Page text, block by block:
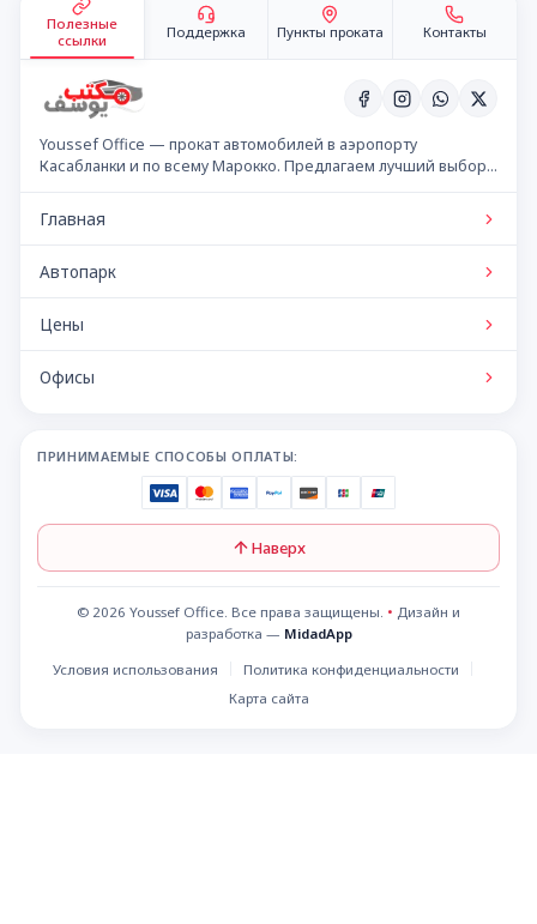
Полезные
ссылки
Поддержка Пункты проката Контакты
Youssef Office — прокат автомобилей в аэропорту
Касабланки и по всему Марокко. Предлагаем лучший выбор
Главная
Автопарк
Цены
Офисы
ПРИНИМАЕМЫЕ СПОСОБЫ ОПЛАТЫ:
Наверх
© 2026 Youssef Office. Все права защищены. • Дизайн и
разработка — MidadApp
Условия использования
Политика конфиденциальности
Карта сайта